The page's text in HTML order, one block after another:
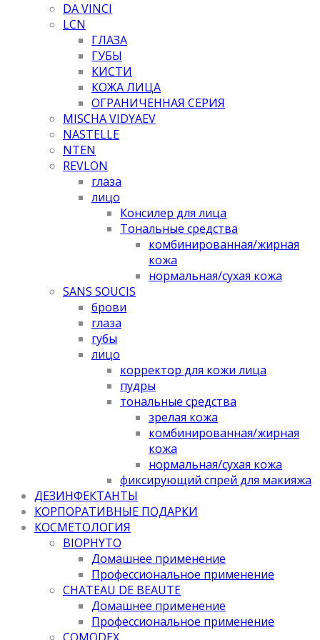
DA VINCI
LCN
ГЛАЗА
ГУБЫ
КИСТИ
КОЖА ЛИЦА
ОГРАНИЧЕННАЯ СЕРИЯ
MISCHA VIDYAEV
NASTELLE
NTEN
REVLON
глаза
лицо
Консилер для лица
Тональные средства
комбинированная/жирная
кожа
нормальная/cухая кожа
SANS SOUCIS
брови
глаза
губы
лицо
корректор для кожи лица
пудры
тональные средства
зрелая кожа
комбинированная/жирная
кожа
нормальная/cухая кожа
фиксирующий спрей для макияжа
ДЕЗИНФЕКТАНТЫ
КОРПОРАТИВНЫЕ ПОДАРКИ
КОСМЕТОЛОГИЯ
BIOPHYTO
Домашнее применение
Профессиональное применение
CHATEAU DE BEAUTE
Домашнее применение
Профессиональное применение